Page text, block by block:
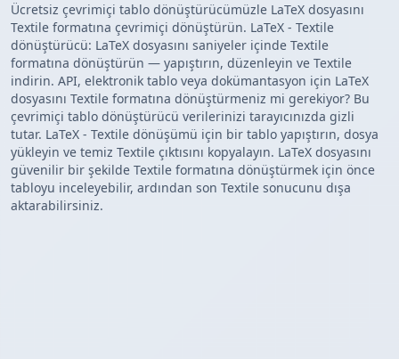
Ücretsiz çevrimiçi tablo dönüştürücümüzle LaTeX dosyasını
Textile formatına çevrimiçi dönüştürün. LaTeX - Textile
dönüştürücü: LaTeX dosyasını saniyeler içinde Textile
formatına dönüştürün — yapıştırın, düzenleyin ve Textile
indirin. API, elektronik tablo veya dokümantasyon için LaTeX
dosyasını Textile formatına dönüştürmeniz mi gerekiyor? Bu
çevrimiçi tablo dönüştürücü verilerinizi tarayıcınızda gizli
tutar. LaTeX - Textile dönüşümü için bir tablo yapıştırın, dosya
yükleyin ve temiz Textile çıktısını kopyalayın. LaTeX dosyasını
güvenilir bir şekilde Textile formatına dönüştürmek için önce
tabloyu inceleyebilir, ardından son Textile sonucunu dışa
aktarabilirsiniz.